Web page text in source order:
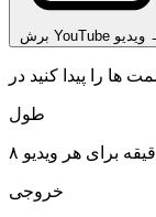
طول
خروجی